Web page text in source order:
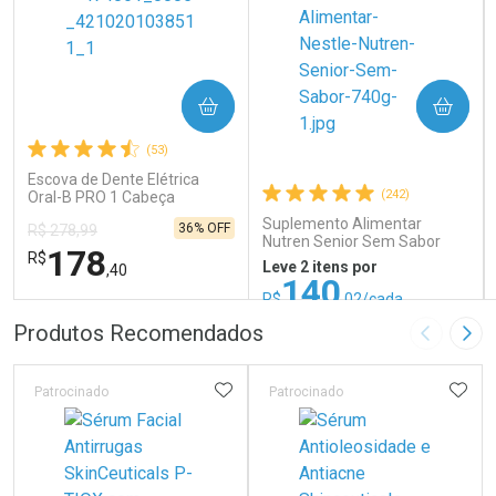
(53)
Escova de Dente Elétrica
Oral-B PRO 1 Cabeça
Redonda Recarregável 1
Unidade
R$ 278,99
R$178,40
36% OFF
COMPRAR
FECHAR
FECHAR
Por Menos
(242)
Suplemento Alimentar
Nutren Senior Sem Sabor
740g
Leve 2 itens por
R$140,02/cada
COMPRAR
Por Menos
Produtos Recomendados Imagem
Patrocinado ADICIONAR AOS FAVORITOS
Patrocinado